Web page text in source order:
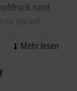
rund
es darauf
die Sorge
Malteser